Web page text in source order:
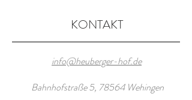
KONTAKT
info@heuberger-hof.de
Bahnhofstraße 5, 78564 Wehingen